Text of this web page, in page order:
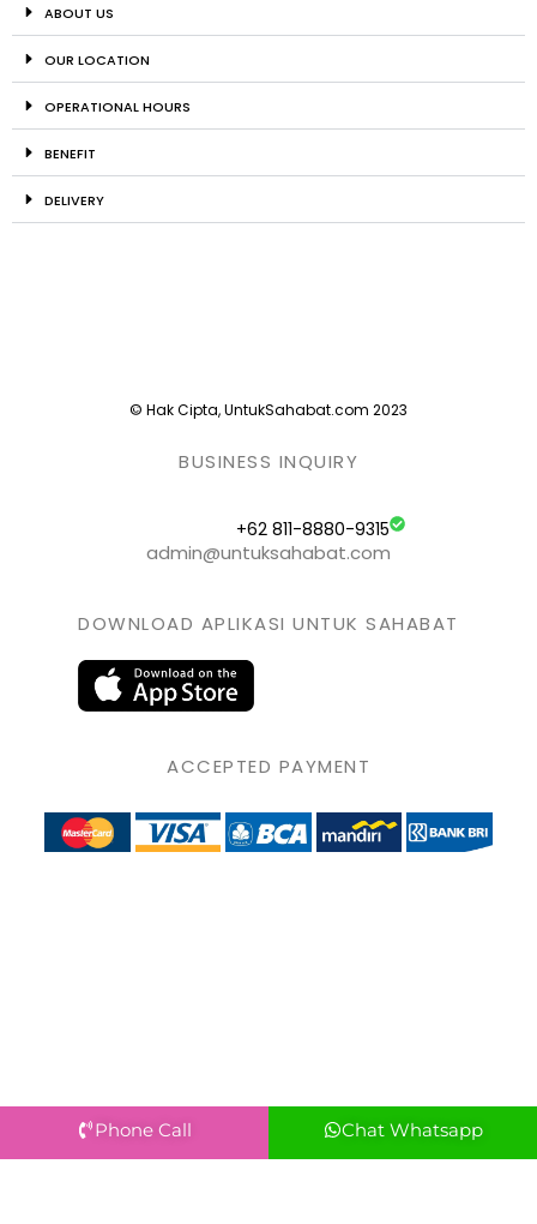
ABOUT US
OUR LOCATION
OPERATIONAL HOURS
BENEFIT
DELIVERY
© Hak Cipta, UntukSahabat.com 2023
BUSINESS INQUIRY
+62 811-8880-9315
admin@untuksahabat.com
DOWNLOAD APLIKASI UNTUK SAHABAT
ACCEPTED PAYMENT
Phone Call Chat Whatsapp